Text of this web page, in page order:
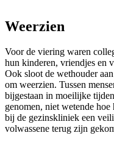
Weerzien
Voor de viering waren
hun kinderen, vriendjes en
Ook sloot de wethouder
om weerzien. Tussen
bijgestaan in moeilijke
genomen, niet wetende
bij de gezinskliniek een
volwassene terug zijn